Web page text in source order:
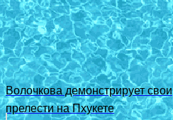
Волочкова демонстрирует свои
прелести на Пхукете